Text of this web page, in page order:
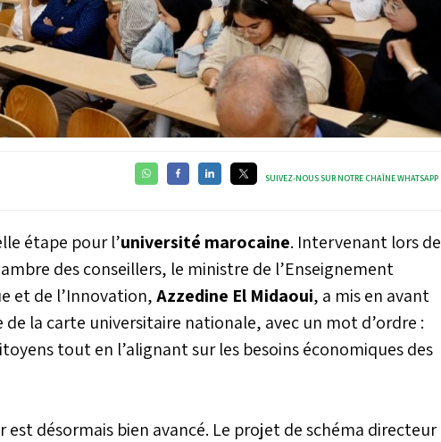
SUIVEZ-NOUS SUR NOTRE CHAÎNE WHATSAPP
étape pour l’université marocaine. Intervenant lors de
des conseillers, le ministre de l’Enseignement
et de l’Innovation,Azzedine El Midaoui, a mis en avant
la carte universitaire nationale, avec un mot d’ordre :
tout en l’alignant sur les besoins économiques des
désormais bien avancé. Le projet de schéma directeur